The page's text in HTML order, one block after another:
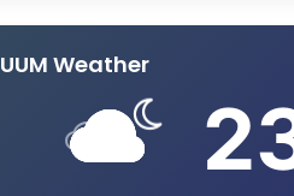
UUM Weather